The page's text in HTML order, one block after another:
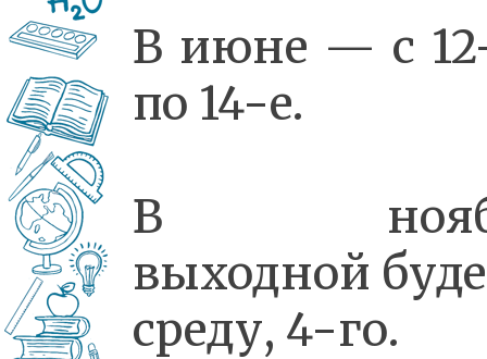
В июне — с
по 14-е.
В
выходной
среду, 4-го.